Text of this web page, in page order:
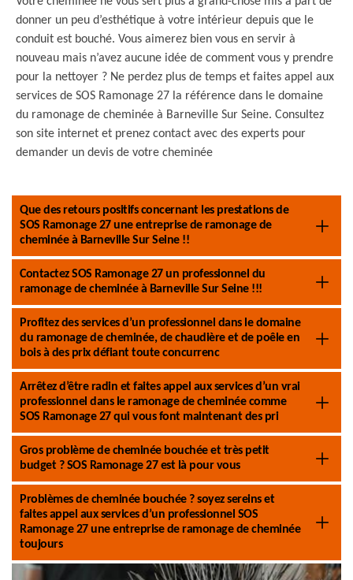
donner un peu d’esthétique à votre intérieur depuis que le
conduit est bouché. Vous aimerez bien vous en servir à
nouveau mais n’avez aucune idée de comment vous y prendre
pour la nettoyer ? Ne perdez plus de temps et faites appel aux
services de SOS Ramonage 27 la référence dans le domaine
du ramonage de cheminée à Barneville Sur Seine. Consultez
son site internet et prenez contact avec des experts pour
demander un devis de votre cheminée
Que des retours positifs concernant les prestations de
SOS Ramonage 27 une entreprise de ramonage de
cheminée à Barneville Sur Seine !!
Contactez SOS Ramonage 27 un professionnel du
ramonage de cheminée à Barneville Sur Seine !!!
Profitez des services d’un professionnel dans le domaine
du ramonage de cheminée, de chaudière et de poêle en
bois à des prix défiant toute concurrenc
Arrêtez d’être radin et faites appel aux services d’un vrai
professionnel dans le ramonage de cheminée comme
SOS Ramonage 27 qui vous font maintenant des pri
Gros problème de cheminée bouchée et très petit
budget ? SOS Ramonage 27 est là pour vous
Problèmes de cheminée bouchée ? soyez sereins et
faites appel aux services d’un professionnel SOS
Ramonage 27 une entreprise de ramonage de cheminée
toujours